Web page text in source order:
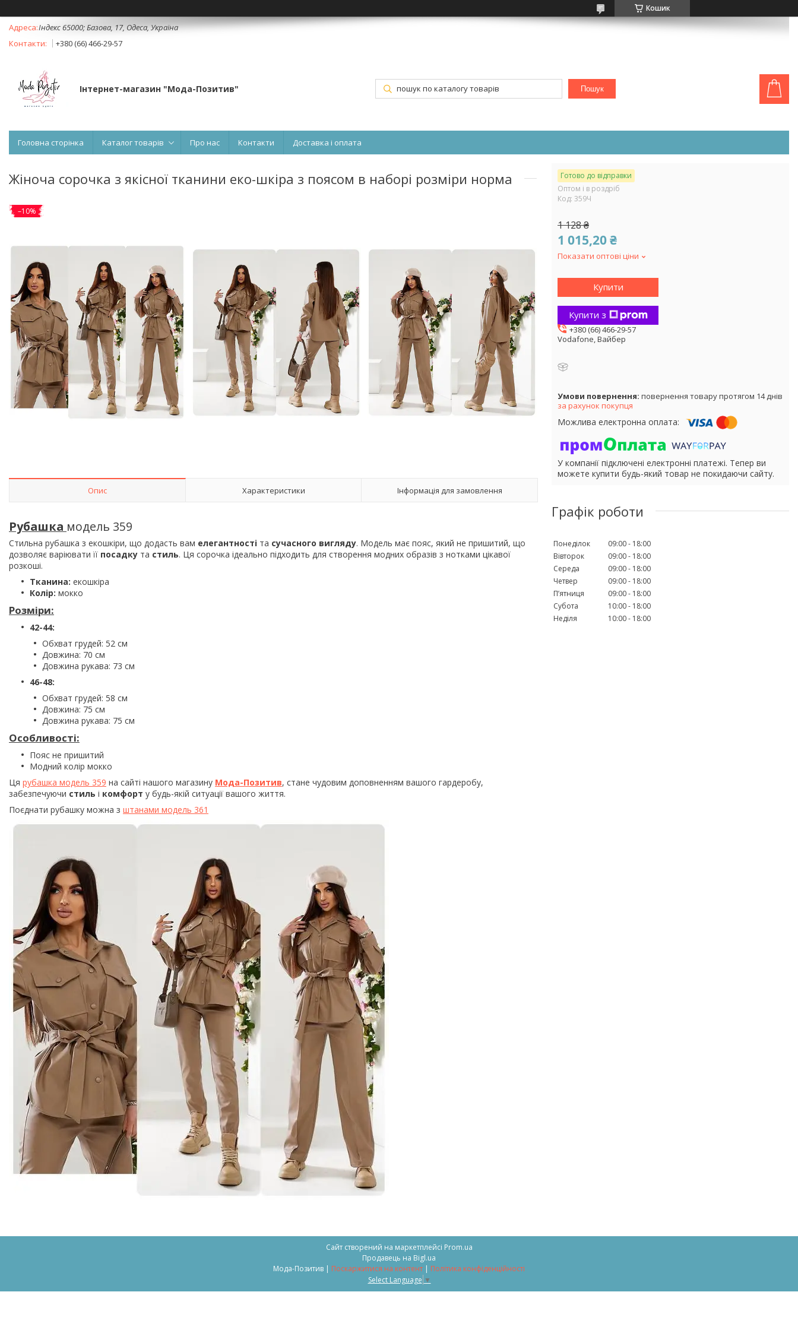
Кошик
Індекс 65000; Базова, 17, Одеса, Україна
+380 (66) 466-29-57
Інтернет-магазин "Мода-Позитив" Пошук
Головна сторінка Каталог товарів Про нас Контакти Доставка і оплата
Жіноча сорочка з якісної тканини еко-шкіра з поясом в наборі розміри норма
–10%
Опис Характеристики Інформація для замовлення
Рубашка модель 359
Стильна рубашка з екошкіри, що додасть вам елегантності та сучасного вигляду. Модель має пояс, який не пришитий, що
дозволяє варіювати її посадку та стиль. Ця сорочка ідеально підходить для створення модних образів з нотками цікавої
розкоші.
Тканина: екошкіра
Колір: мокко
Розміри:
42-44:
Обхват грудей: 52 см
Довжина: 70 см
Довжина рукава: 73 см
46-48:
Обхват грудей: 58 см
Довжина: 75 см
Довжина рукава: 75 см
Особливості:
Пояс не пришитий
Модний колір мокко
Ця рубашка модель 359 на сайті нашого магазину Мода-Позитив, стане чудовим доповненням вашого гардеробу,
забезпечуючи стиль і комфорт у будь-якій ситуації вашого життя.
Поєднати рубашку можна з штанами модель 361
Готово до відправки
Оптом і в роздріб
Код: 359Ч
1 128 ₴
1 015,20 ₴
Показати оптові ціни
Купити
Купити з
+380 (66) 466-29-57
Vodafone, Вайбер
повернення товару протягом 14 днів
за рахунок покупця
У компанії підключені електронні платежі. Тепер ви
можете купити будь-який товар не покидаючи сайту.
Графік роботи
Понеділок 09:00
18:00
Вівторок
09:00
18:00
Середа
09:00
18:00
Четвер
09:00
18:00
Пʼятниця
09:00
18:00
Субота
10:00
18:00
Неділя
10:00 18:00
Сайт створений на маркетплейсі Prom.ua
Продавець на Bigl.ua
Мода-Позитив | Поскаржитися на контент | Політика конфіденційності
Select Language ▼